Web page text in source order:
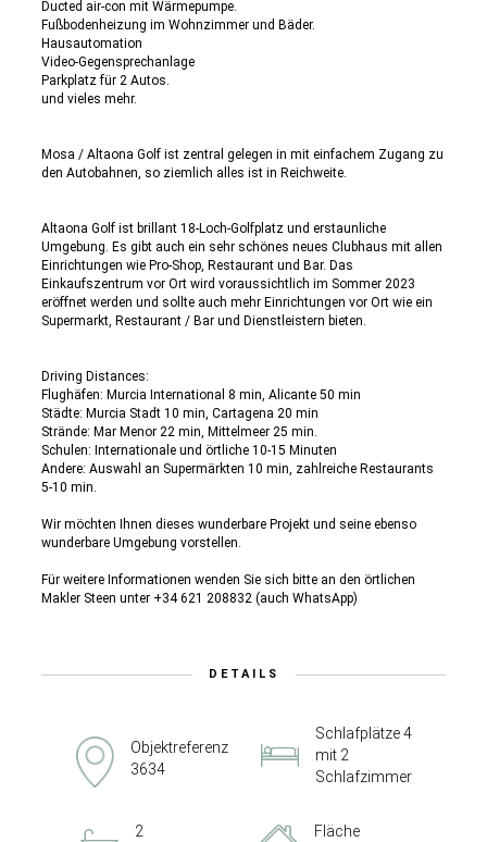
Ducted air-con mit Wärmepumpe.
Fußbodenheizung im Wohnzimmer und Bäder.
Hausautomation
Video-Gegensprechanlage
Parkplatz für 2 Autos.
und vieles mehr.
Mosa / Altaona Golf ist zentral gelegen in mit einfachem Zugang zu
den Autobahnen, so ziemlich alles ist in Reichweite.
Altaona Golf ist brillant 18-Loch-Golfplatz und erstaunliche
Umgebung. Es gibt auch ein sehr schönes neues Clubhaus mit allen
Einrichtungen wie Pro-Shop, Restaurant und Bar. Das
Einkaufszentrum vor Ort wird voraussichtlich im Sommer 2023
eröffnet werden und sollte auch mehr Einrichtungen vor Ort wie ein
Supermarkt, Restaurant / Bar und Dienstleistern bieten.
Driving Distances:
Flughäfen: Murcia International 8 min, Alicante 50 min
Städte: Murcia Stadt 10 min, Cartagena 20 min
Strände: Mar Menor 22 min, Mittelmeer 25 min.
Schulen: Internationale und örtliche 10-15 Minuten
Andere: Auswahl an Supermärkten 10 min, zahlreiche Restaurants
5-10 min.
Wir möchten Ihnen dieses wunderbare Projekt und seine ebenso
wunderbare Umgebung vorstellen.
Für weitere Informationen wenden Sie sich bitte an den örtlichen
Makler Steen unter +34 621 208832 (auch WhatsApp)
DETAILS
Objektreferenz
3634
Schlafplätze 4
mit 2
Schlafzimmer
2 Fläche